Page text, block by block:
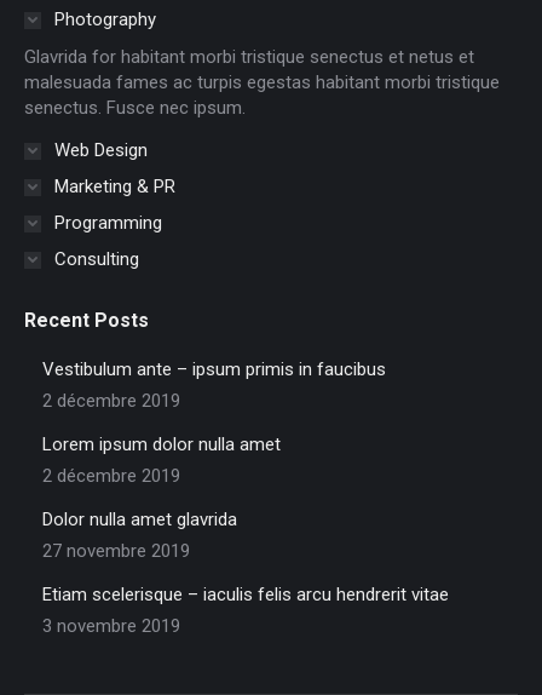
new
window
in
new
window
in
new
window
in
new
windowwindow
new
window
Photography
Glavrida for habitant morbi tristique senectus et netus et
malesuada fames ac turpis egestas habitant morbi tristique
senectus. Fusce nec ipsum.
Web Design
Marketing & PR
Programming
Consulting
Recent Posts
Vestibulum ante – ipsum primis in faucibus
2 décembre 2019
Lorem ipsum dolor nulla amet
2 décembre 2019
Dolor nulla amet glavrida
27 novembre 2019
Etiam scelerisque – iaculis felis arcu hendrerit vitae
3 novembre 2019